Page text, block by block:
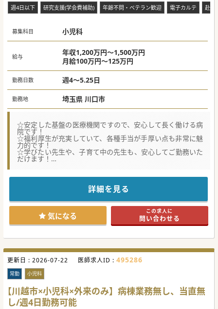
週4日以下 研究支援(学会費補助) 年齢不問・ベテラン歓迎 電子カルテ 赴任
募集科目 小児科
給与
年収1,200万円～1,500万円
月給100万円～125万円
勤務日数 週4～5.25日
勤務地 埼玉県 川口市
☆安定した基盤の医療機関ですので、安心して長く働ける病
院です！
☆福利厚生が充実していて、各種手当が手厚い点も非常に魅
力的です！
☆学びたい先生や、子育て中の先生も、安心してご勤務いた
だけます！
地域医療の維持、発展に貢献し、診療圏の急性期を担う中核
安定した経営基盤のもと運営されている病院ですので、安心
して働くことができます。
赴任手当や住宅手当、その他福利厚生も非常に充実していま
研修制度も整っていますので、これから経験を積みたい若手
の先生も大歓迎です。
トを受けながらの就業が可能です。
#秋入職可
詳細を見る
気になる この求人に
問い合わせる
更新日 : 2026-07-22 医師求人ID : 495286
常勤 小児科
【川越市×小児科×外来のみ】病棟業務無し、当直無
し/週4日勤務可能